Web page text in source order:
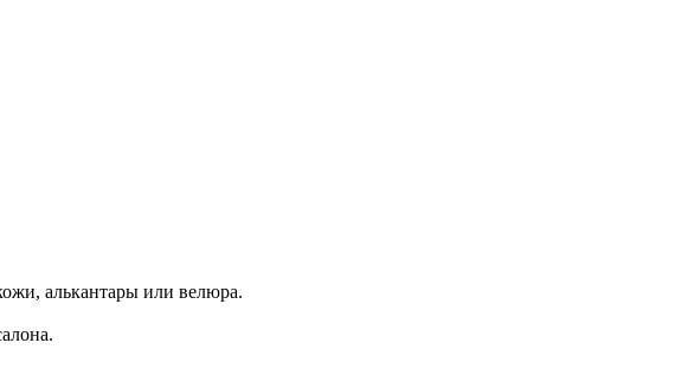
алькантары или велюра.